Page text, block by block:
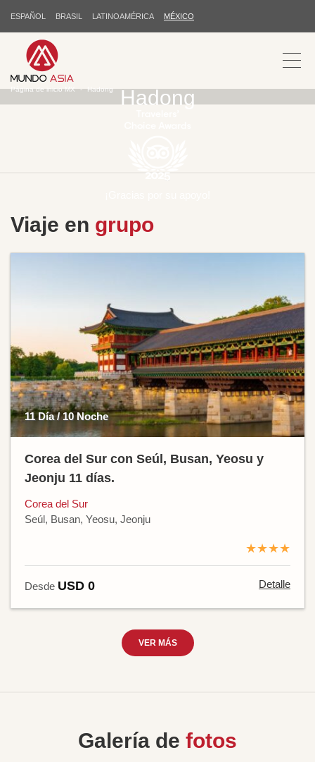
ESPAÑOL BRASIL LATINOAMÉRICA MÉXICO
Hadong
Página de inicio MX Hadong
Viaje en grupo
11 Día / 10 Noche
Corea del Sur con Seúl, Busan, Yeosu y
Jeonju 11 días.
Corea del Sur
Seúl, Busan, Yeosu, Jeonju
★★★★
Desde USD 0 Detalle
VER MÁS
Galería de fotos